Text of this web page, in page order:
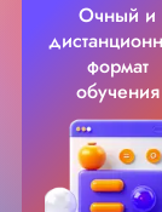
Очный и
формат
обучения